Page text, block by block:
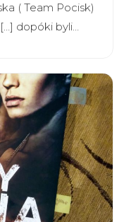
( Team Pocisk)
dopóki byli…